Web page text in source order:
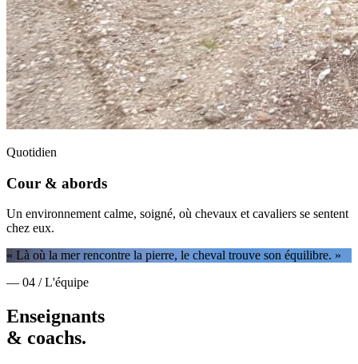
Quotidien
Cour & abords
Un environnement calme, soigné, où chevaux et cavaliers se sentent
chez eux.
« Là où la mer rencontre la pierre, le cheval trouve son équilibre. »
— 04 / L'équipe
Enseignants
& coachs.